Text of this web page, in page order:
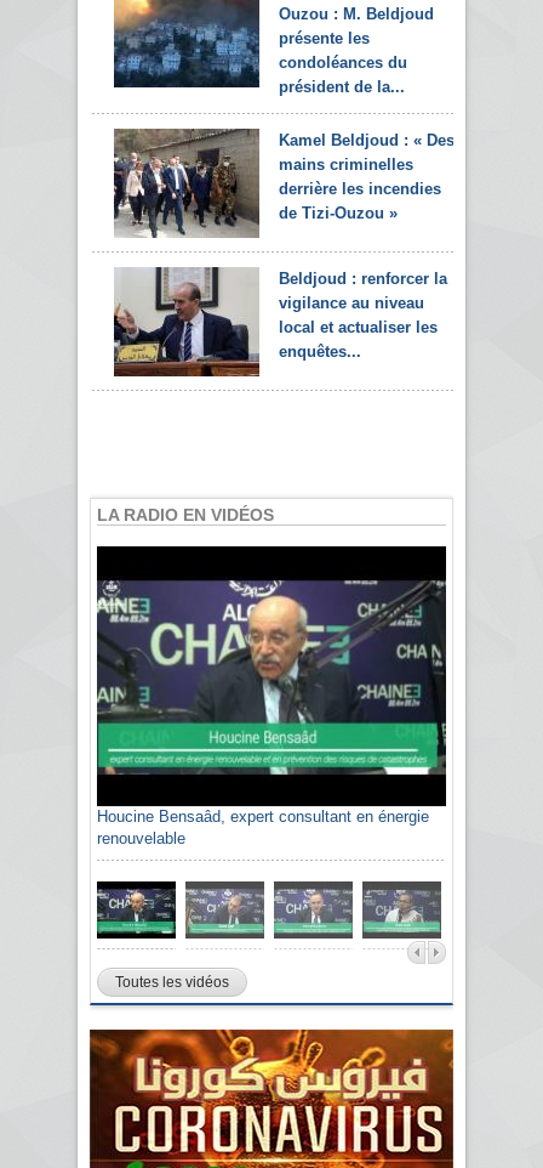
Ouzou : M. Beldjoud
présente les
condoléances du
président de la...
Kamel Beldjoud : « Des
mains criminelles
derrière les incendies
de Tizi-Ouzou »
Beldjoud : renforcer la
vigilance au niveau
local et actualiser les
enquêtes...
LA RADIO EN VIDÉOS
Houcine Bensaâd, expert consultant en énergie
renouvelable
Toutes les vidéos